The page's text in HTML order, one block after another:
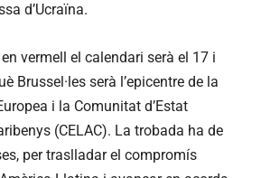
d’Ucraïna.
vermell el calendari serà el 17 i
Brussel·les serà l’epicentre de la
i la Comunitat d’Estat
(CELAC). La trobada ha de
per traslladar el compromís